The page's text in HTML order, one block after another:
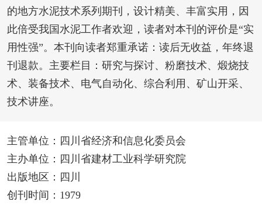
的地方水泥技术系列期刊，设计精美、丰富实用，因
此倍受我国水泥工作者欢迎，读者对本刊的评价是“实
用性强”。本刊向读者郑重承诺：读后无收益，年终退
刊退款。主要栏目：研究与探讨、粉磨技术、煅烧技
术、装备技术、电气自动化、综合利用、矿山开采、
技术讲座。
主管单位：四川省经济和信息化委员会
主办单位：四川省建材工业科学研究院
出版地区：四川
创刊时间：1979